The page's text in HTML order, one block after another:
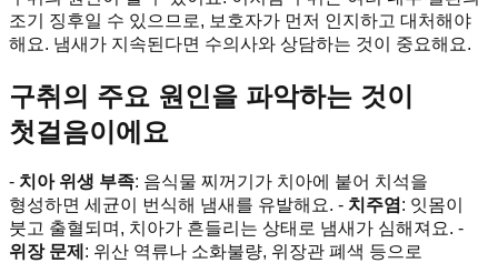
조기 징후일 수 있으므로, 보호자가 먼저 인지하고 대처해야
해요. 냄새가 지속된다면 수의사와 상담하는 것이 중요해요.
구취의 주요 원인을 파악하는 것이
첫걸음이에요
- 치아 위생 부족: 음식물 찌꺼기가 치아에 붙어 치석을
형성하면 세균이 번식해 냄새를 유발해요. - 치주염: 잇몸이
붓고 출혈되며, 치아가 흔들리는 상태로 냄새가 심해져요. -
위장 문제 : 위산 역류나 소화불량, 위장관 폐색 등으로